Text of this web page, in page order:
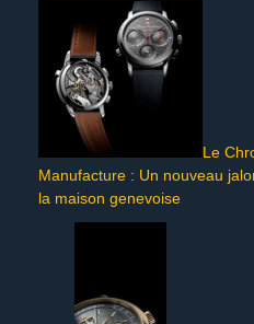
Le
Manufacture : Un nouveau
la maison genevoise